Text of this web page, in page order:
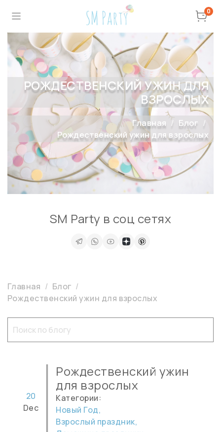
0
РОЖДЕСТВЕНСКИЙ УЖИН ДЛЯ
ВЗРОСЛЫХ
Главная
Блог
Рождественский ужин для взрослых
Главная
Блог
Рождественский ужин для взрослых
Рождественский ужин
для взрослых
20
Dec
Категории:
Новый Год,
Взрослый праздник,
SM Party в соц сетях